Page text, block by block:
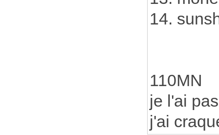
14.
110MN
je l'ai
j'ai